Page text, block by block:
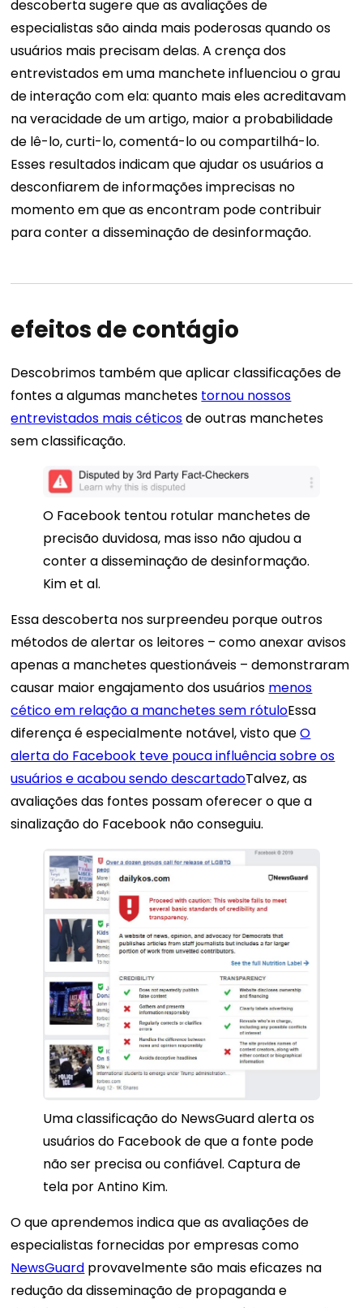
descoberta sugere que as avaliações de
especialistas são ainda mais poderosas quando os
usuários mais precisam delas. A crença dos
entrevistados em uma manchete influenciou o grau
de interação com ela: quanto mais eles acreditavam
na veracidade de um artigo, maior a probabilidade
de lê-lo, curti-lo, comentá-lo ou compartilhá-lo.
Esses resultados indicam que ajudar os usuários a
desconfiarem de informações imprecisas no
momento em que as encontram pode contribuir
para conter a disseminação de desinformação.
efeitos de contágio
Descobrimos também que aplicar classificações de
fontes a algumas manchetes tornou nossos
entrevistados mais céticosde outras manchetes
sem classificação.
O Facebook tentou rotular manchetes de
precisão duvidosa, mas isso não ajudou a
conter a disseminação de desinformação.
Kim et al.
Essa descoberta nos surpreendeu porque outros
métodos de alertar os leitores – como anexar avisos
apenas a manchetes questionáveis ​​– demonstraram
causar maior engajamento dos usuários menos
cético em relação a manchetes sem rótuloEssa
diferença é especialmente notável, visto queO
alerta do Facebook teve pouca influência sobre os
usuários e acabou sendo descartadoTalvez, as
avaliações das fontes possam oferecer o que a
sinalização do Facebook não conseguiu.
Uma classificação do NewsGuard alerta os
usuários do Facebook de que a fonte pode
não ser precisa ou confiável. Captura de
tela por Antino Kim.
O que aprendemos indica que as avaliações de
especialistas fornecidas por empresas como
NewsGuard provavelmente são mais eficazes na
redução da disseminação de propaganda e